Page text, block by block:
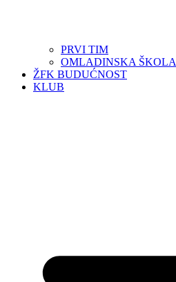
PRVI TIM
OMLADINSKA ŠKOLA
ŽFK BUDUĆNOST
KLUB